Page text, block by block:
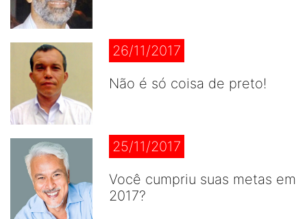
26/11/2017
Não é só coisa de preto!
25/11/2017
Você cumpriu suas metas em
2017?